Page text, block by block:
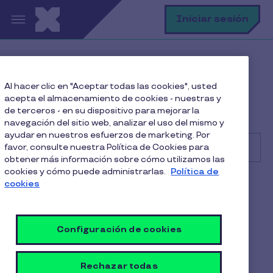
Pasar al contenido principal Iniciar sesión
Facturación, reembolsos y contratos
¿Cuánto tarda Pluxee en hacer el reembolso de las
compras efectuadas con su sistema?
Buscar
¿Cuánto tarda Pluxee en
hacer el reembolso de las
compras efectuadas con su
Al hacer clic en "Aceptar todas las cookies", usted
acepta el almacenamiento de cookies - nuestras y
de terceros - en su dispositivo para mejorar la
navegación del sitio web, analizar el uso del mismo y
ayudar en nuestros esfuerzos de marketing. Por
favor, consulte nuestra Política de Cookies para
obtener más información sobre cómo utilizamos las
cookies y cómo puede administrarlas. Política de
cookies
Configuración de cookies
Rechazar todas